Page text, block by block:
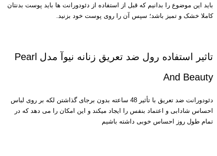
باید این موضوع را بدانیم که قبل از استفاده از دئودورانت ها باید پوست بدنتان
کاملا خشک و تمیز باشد؛ سپس آن را روی پوست خود بزنید.
تاثیر استفاده رول ضد تعریق زنانه نیوآ مدل Pearl
And Beauty
دئودورانت ضد تعریق با تأثیر 48 ساعته بدون برجای گذاشتن لکه بر روی لباس
احساس شادابی و اعتماد بنفس را ایجاد میکند و این امکان را می دهد که در
تمام طول روز احساس خوبی داشته باشیم